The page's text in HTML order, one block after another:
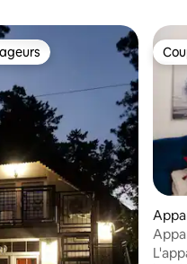
de 6 commentaires : 4,5